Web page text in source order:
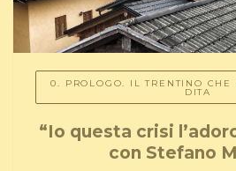
0. PROLOGO. IL TRENTINO CHE
DITA
“Io questa crisi
con Stefano